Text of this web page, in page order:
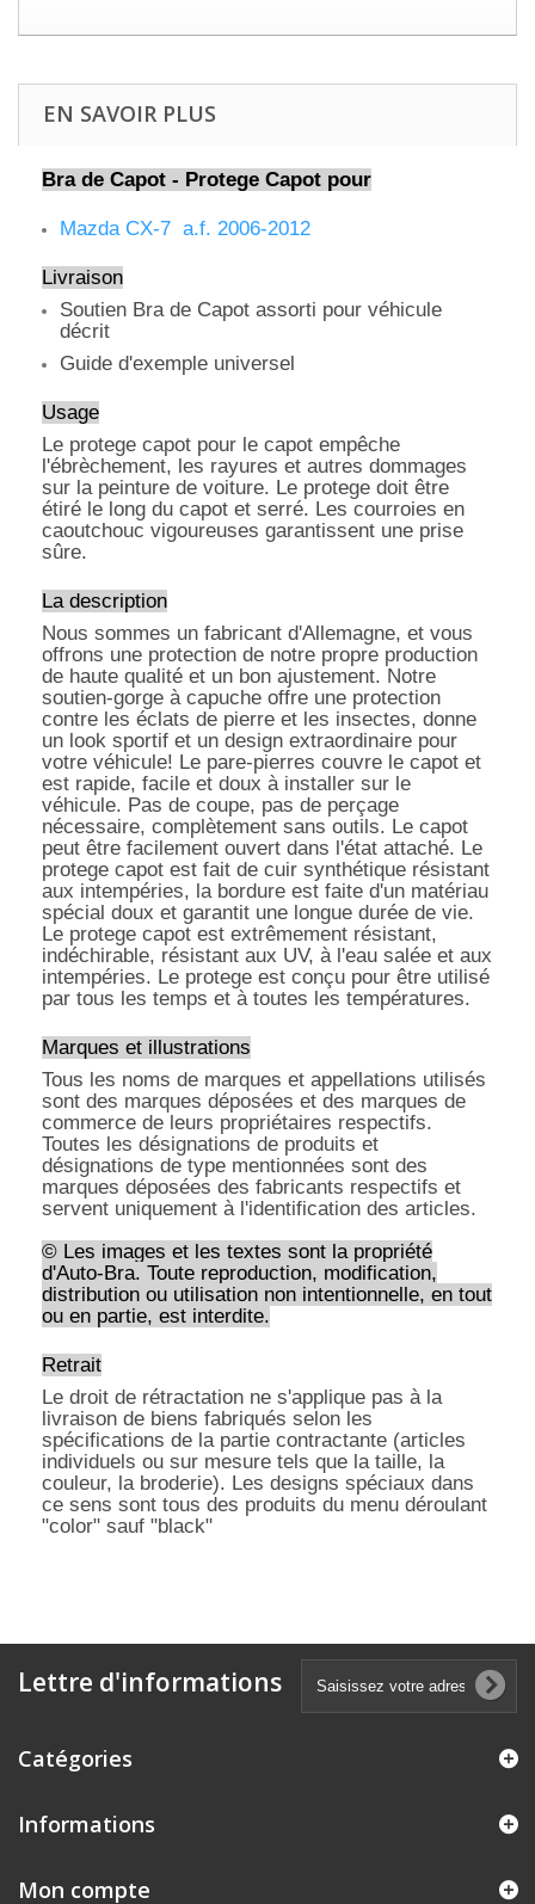
EN SAVOIR PLUS
Bra de Capot - Protege Capot pour
Mazda CX-7 a.f. 2006-2012
Livraison
Soutien Bra de Capot assorti pour véhicule
décrit
Guide d'exemple universel
Usage
Le protege capot pour le capot empêche
l'ébrèchement, les rayures et autres dommages
sur la peinture de voiture. Le protege doit être
étiré le long du capot et serré. Les courroies en
caoutchouc vigoureuses garantissent une prise
sûre.
La description
Nous sommes un fabricant d'Allemagne, et vous
offrons une protection de notre propre production
de haute qualité et un bon ajustement. Notre
soutien-gorge à capuche offre une protection
contre les éclats de pierre et les insectes, donne
un look sportif et un design extraordinaire pour
votre véhicule! Le pare-pierres couvre le capot et
est rapide, facile et doux à installer sur le
véhicule. Pas de coupe, pas de perçage
nécessaire, complètement sans outils. Le capot
peut être facilement ouvert dans l'état attaché. Le
protege capot est fait de cuir synthétique résistant
aux intempéries, la bordure est faite d'un matériau
spécial doux et garantit une longue durée de vie.
Le protege capot est extrêmement résistant,
indéchirable, résistant aux UV, à l'eau salée et aux
intempéries. Le protege est conçu pour être utilisé
par tous les temps et à toutes les températures.
Marques et illustrations
Tous les noms de marques et appellations utilisés
sont des marques déposées et des marques de
commerce de leurs propriétaires respectifs.
Toutes les désignations de produits et
désignations de type mentionnées sont des
marques déposées des fabricants respectifs et
servent uniquement à l'identification des articles.
© Les images et les textes sont la propriété
d'Auto-Bra. Toute reproduction, modification,
distribution ou utilisation non intentionnelle, en tout
ou en partie, est interdite.
Retrait
Le droit de rétractation ne s'applique pas à la
livraison de biens fabriqués selon les
spécifications de la partie contractante (articles
individuels ou sur mesure tels que la taille, la
couleur, la broderie). Les designs spéciaux dans
ce sens sont tous des produits du menu déroulant
"color" sauf "black"
Lettre d'informations
Catégories
Informations
Mon compte